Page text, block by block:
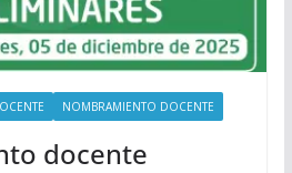
NOMBRAMIENTO DOCENTE
docente